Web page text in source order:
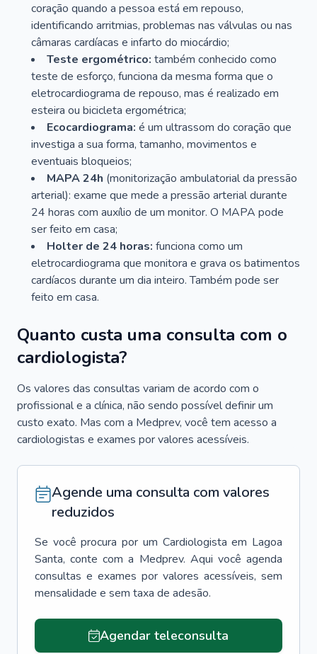
coração quando a pessoa está em repouso,
identificando arritmias, problemas nas válvulas ou nas
câmaras cardíacas e infarto do miocárdio;
Teste ergométrico: também conhecido como
teste de esforço, funciona da mesma forma que o
eletrocardiograma de repouso, mas é realizado em
esteira ou bicicleta ergométrica;
Ecocardiograma: é um ultrassom do coração que
investiga a sua forma, tamanho, movimentos e
eventuais bloqueios;
MAPA 24h (monitorização ambulatorial da pressão
arterial): exame que mede a pressão arterial durante
24 horas com auxílio de um monitor. O MAPA pode
ser feito em casa;
Holter de 24 horas: funciona como um
eletrocardiograma que monitora e grava os batimentos
cardíacos durante um dia inteiro. Também pode ser
feito em casa.
Quanto custa uma consulta com o
cardiologista?
Os valores das consultas variam de acordo com o
profissional e a clínica, não sendo possível definir um
custo exato. Mas com a Medprev, você tem acesso a
cardiologistas e exames por valores acessíveis.
Agende uma consulta com valores
reduzidos
Se você procura por um Cardiologista em Lagoa
Santa, conte com a Medprev. Aqui você agenda
consultas e exames por valores acessíveis, sem
mensalidade e sem taxa de adesão.
Agendar teleconsulta